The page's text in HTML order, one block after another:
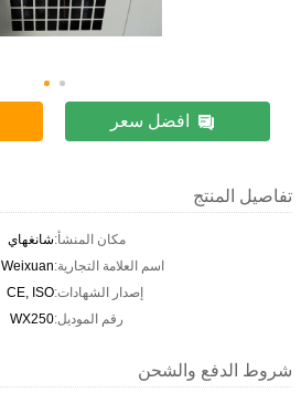
افضل سعر
تفاصيل المنتج
مكان المنشأ:شانغهاي
اسم العلامة التجارية:Weixuan
إصدار الشهادات:CE, ISO
رقم الموديل:WX250
شروط الدفع والشحن